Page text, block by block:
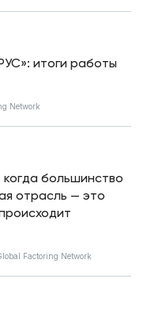
итоги работы
Network
большинство
отрасль — это
Factoring Network